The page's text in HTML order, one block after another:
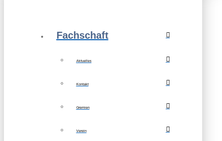
Fachschaft
Aktuelles
Kontakt
Gremien
Verein